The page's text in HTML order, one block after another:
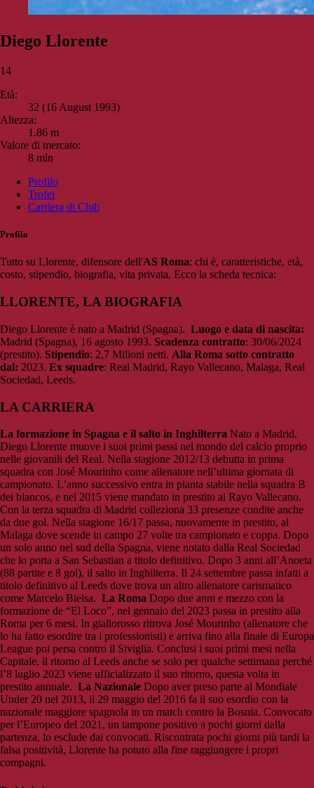
Diego Llorente
14
Età:
32 (16 August 1993)
Altezza:
1.86 m
Valore di mercato:
8 mln
Profilo
Trofei
Carriera di Club
Profilo
Tutto su Llorente, difensore dell'AS Roma: chi è, caratteristiche, età,
costo, stipendio, biografia, vita privata. Ecco la scheda tecnica:
LLORENTE, LA BIOGRAFIA
Diego Llorente è nato a Madrid (Spagna). Luogo e data di nascita:
Madrid (Spagna), 16 agosto 1993. Scadenza contratto: 30/06/2024
(prestito). Stipendio: 2,7 Milioni netti. Alla Roma sotto contratto
dal: 2023. Ex squadre: Real Madrid, Rayo Vallecano, Malaga, Real
Sociedad, Leeds.
LA CARRIERA
La formazione in Spagna e il salto in Inghilterra Nato a Madrid,
Diego Llorente muove i suoi primi passi nel mondo del calcio proprio
nelle giovanili del Real. Nella stagione 2012/13 debutta in prima
squadra con José Mourinho come allenatore nell’ultima giornata di
campionato. L’anno successivo entra in pianta stabile nella squadra B
dei blancos, e nel 2015 viene mandato in prestito al Rayo Vallecano.
Con la terza squadra di Madrid colleziona 33 presenze condite anche
da due gol. Nella stagione 16/17 passa, nuovamente in prestito, al
Malaga dove scende in campo 27 volte tra campionato e coppa. Dopo
un solo anno nel sud della Spagna, viene notato dalla Real Sociedad
che lo porta a San Sebastian a titolo definitivo. Dopo 3 anni all’Anoeta
(88 partite e 8 gol), il salto in Inghilterra. Il 24 settembre passa infatti a
titolo definitivo al Leeds dove trova un altro allenatore carismatico
come Marcelo Bielsa. La Roma Dopo due anni e mezzo con la
formazione de “El Loco”, nel gennaio del 2023 passa in prestito alla
Roma per 6 mesi. In giallorosso ritrova José Mourinho (allenatore che
lo ha fatto esordire tra i professionisti) e arriva fino alla finale di Europa
League poi persa contro il Siviglia. Conclusi i suoi primi mesi nella
Capitale, il ritorno al Leeds anche se solo per qualche settimana perché
l’8 luglio 2023 viene ufficializzato il suo ritorno, questa volta in
prestito annuale. La Nazionale Dopo aver preso parte al Mondiale
Under 20 nel 2013, il 29 maggio del 2016 fa il suo esordio con la
nazionale maggiore spagnola in un match contro la Bosnia. Convocato
per l’Europeo del 2021, un tampone positivo a pochi giorni dalla
partenza, lo esclude dai convocati. Riscontrata pochi giorni più tardi la
falsa positività, Llorente ha potuto alla fine raggiungere i propri
compagni.